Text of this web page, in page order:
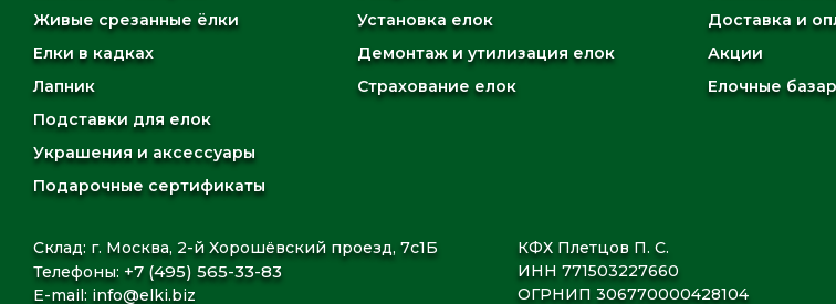
Живые срезанные ёлки
Елки в кадках
Лапник
Подставки для елок
Украшения и аксессуары
Подарочные сертификаты
Установка елок
Демонтаж и утилизация елок
Страхование елок
Доставка и
Акции
Елочные
Склад: г. Москва, 2-й Хорошёвский проезд, 7с1Б
Телефоны: +7 (495) 565-33-83
E-mail: info@elki.biz
КФХ Плетцов П. С.
ИНН 771503227660
ОГРНИП 306770000428104